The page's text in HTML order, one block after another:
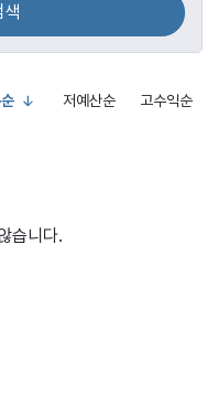
색
저예산순 고수익순
습니다.